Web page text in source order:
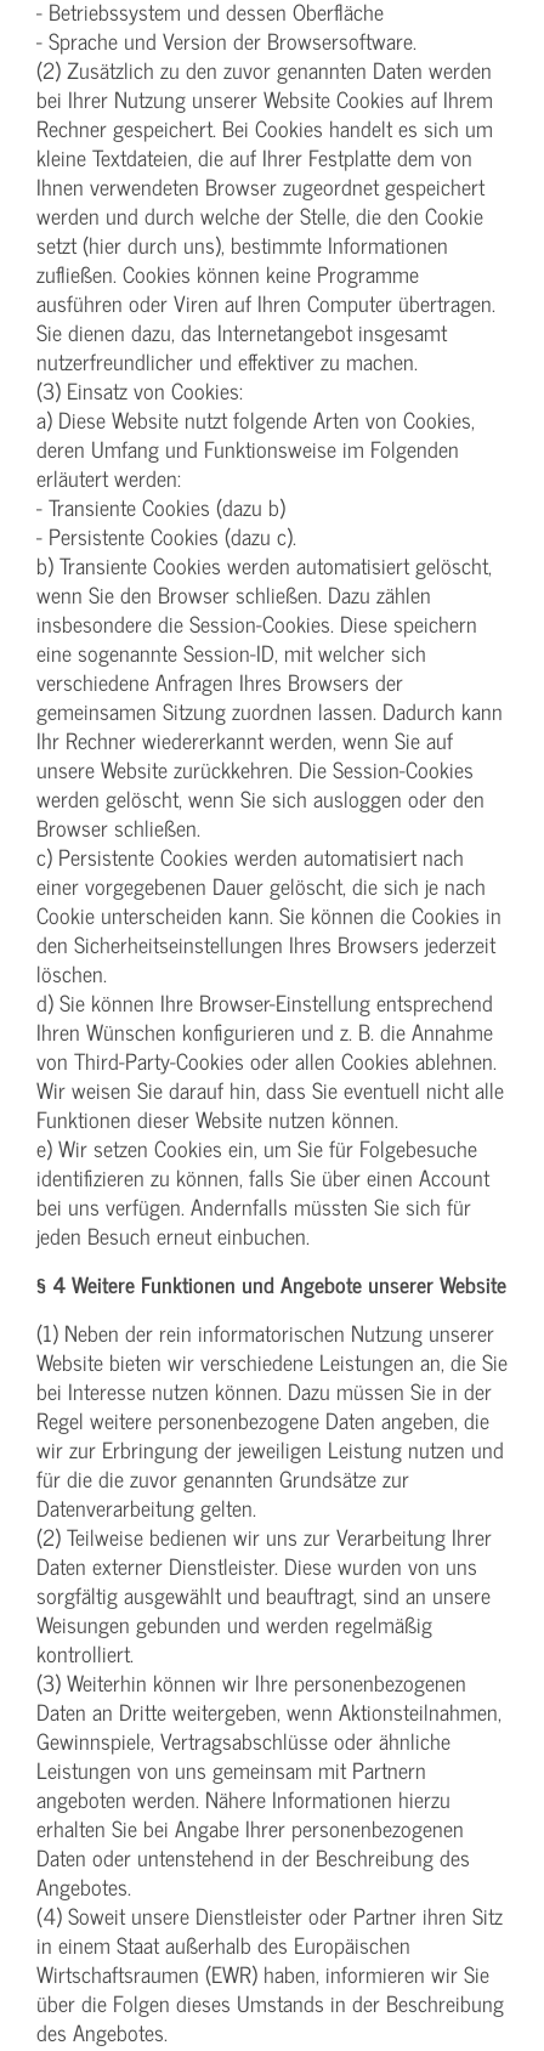
- Betriebssystem und dessen Oberfläche
- Sprache und Version der Browsersoftware.
(2) Zusätzlich zu den zuvor genannten Daten werden
bei Ihrer Nutzung unserer Website Cookies auf Ihrem
Rechner gespeichert. Bei Cookies handelt es sich um
kleine Textdateien, die auf Ihrer Festplatte dem von
Ihnen verwendeten Browser zugeordnet gespeichert
werden und durch welche der Stelle, die den Cookie
setzt (hier durch uns), bestimmte Informationen
zufließen. Cookies können keine Programme
ausführen oder Viren auf Ihren Computer übertragen.
Sie dienen dazu, das Internetangebot insgesamt
nutzerfreundlicher und effektiver zu machen.
(3) Einsatz von Cookies:
a) Diese Website nutzt folgende Arten von Cookies,
deren Umfang und Funktionsweise im Folgenden
erläutert werden:
- Transiente Cookies (dazu b)
- Persistente Cookies (dazu c).
b) Transiente Cookies werden automatisiert gelöscht,
wenn Sie den Browser schließen. Dazu zählen
insbesondere die Session-Cookies. Diese speichern
eine sogenannte Session-ID, mit welcher sich
verschiedene Anfragen Ihres Browsers der
gemeinsamen Sitzung zuordnen lassen. Dadurch kann
Ihr Rechner wiedererkannt werden, wenn Sie auf
unsere Website zurückkehren. Die Session-Cookies
werden gelöscht, wenn Sie sich ausloggen oder den
Browser schließen.
c) Persistente Cookies werden automatisiert nach
einer vorgegebenen Dauer gelöscht, die sich je nach
Cookie unterscheiden kann. Sie können die Cookies in
den Sicherheitseinstellungen Ihres Browsers jederzeit
löschen.
d) Sie können Ihre Browser-Einstellung entsprechend
Ihren Wünschen konfigurieren und z. B. die Annahme
von Third-Party-Cookies oder allen Cookies ablehnen.
Wir weisen Sie darauf hin, dass Sie eventuell nicht alle
Funktionen dieser Website nutzen können.
e) Wir setzen Cookies ein, um Sie für Folgebesuche
identifizieren zu können, falls Sie über einen Account
bei uns verfügen. Andernfalls müssten Sie sich für
jeden Besuch erneut einbuchen.
§ 4 Weitere Funktionen und Angebote unserer Website
(1) Neben der rein informatorischen Nutzung unserer
Website bieten wir verschiedene Leistungen an, die Sie
bei Interesse nutzen können. Dazu müssen Sie in der
Regel weitere personenbezogene Daten angeben, die
wir zur Erbringung der jeweiligen Leistung nutzen und
für die die zuvor genannten Grundsätze zur
Datenverarbeitung gelten.
(2) Teilweise bedienen wir uns zur Verarbeitung Ihrer
Daten externer Dienstleister. Diese wurden von uns
sorgfältig ausgewählt und beauftragt, sind an unsere
Weisungen gebunden und werden regelmäßig
kontrolliert.
(3) Weiterhin können wir Ihre personenbezogenen
Daten an Dritte weitergeben, wenn Aktionsteilnahmen,
Gewinnspiele, Vertragsabschlüsse oder ähnliche
Leistungen von uns gemeinsam mit Partnern
angeboten werden. Nähere Informationen hierzu
erhalten Sie bei Angabe Ihrer personenbezogenen
Daten oder untenstehend in der Beschreibung des
Angebotes.
(4) Soweit unsere Dienstleister oder Partner ihren Sitz
in einem Staat außerhalb des Europäischen
Wirtschaftsraumen (EWR) haben, informieren wir Sie
über die Folgen dieses Umstands in der Beschreibung
des Angebotes.